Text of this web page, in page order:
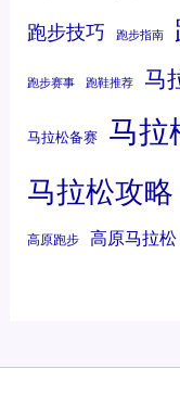
跑步技巧 跑步指南
跑步赛事 跑鞋推荐 马
马拉松备赛 马拉
马拉松攻略
高原跑步 高原马拉松